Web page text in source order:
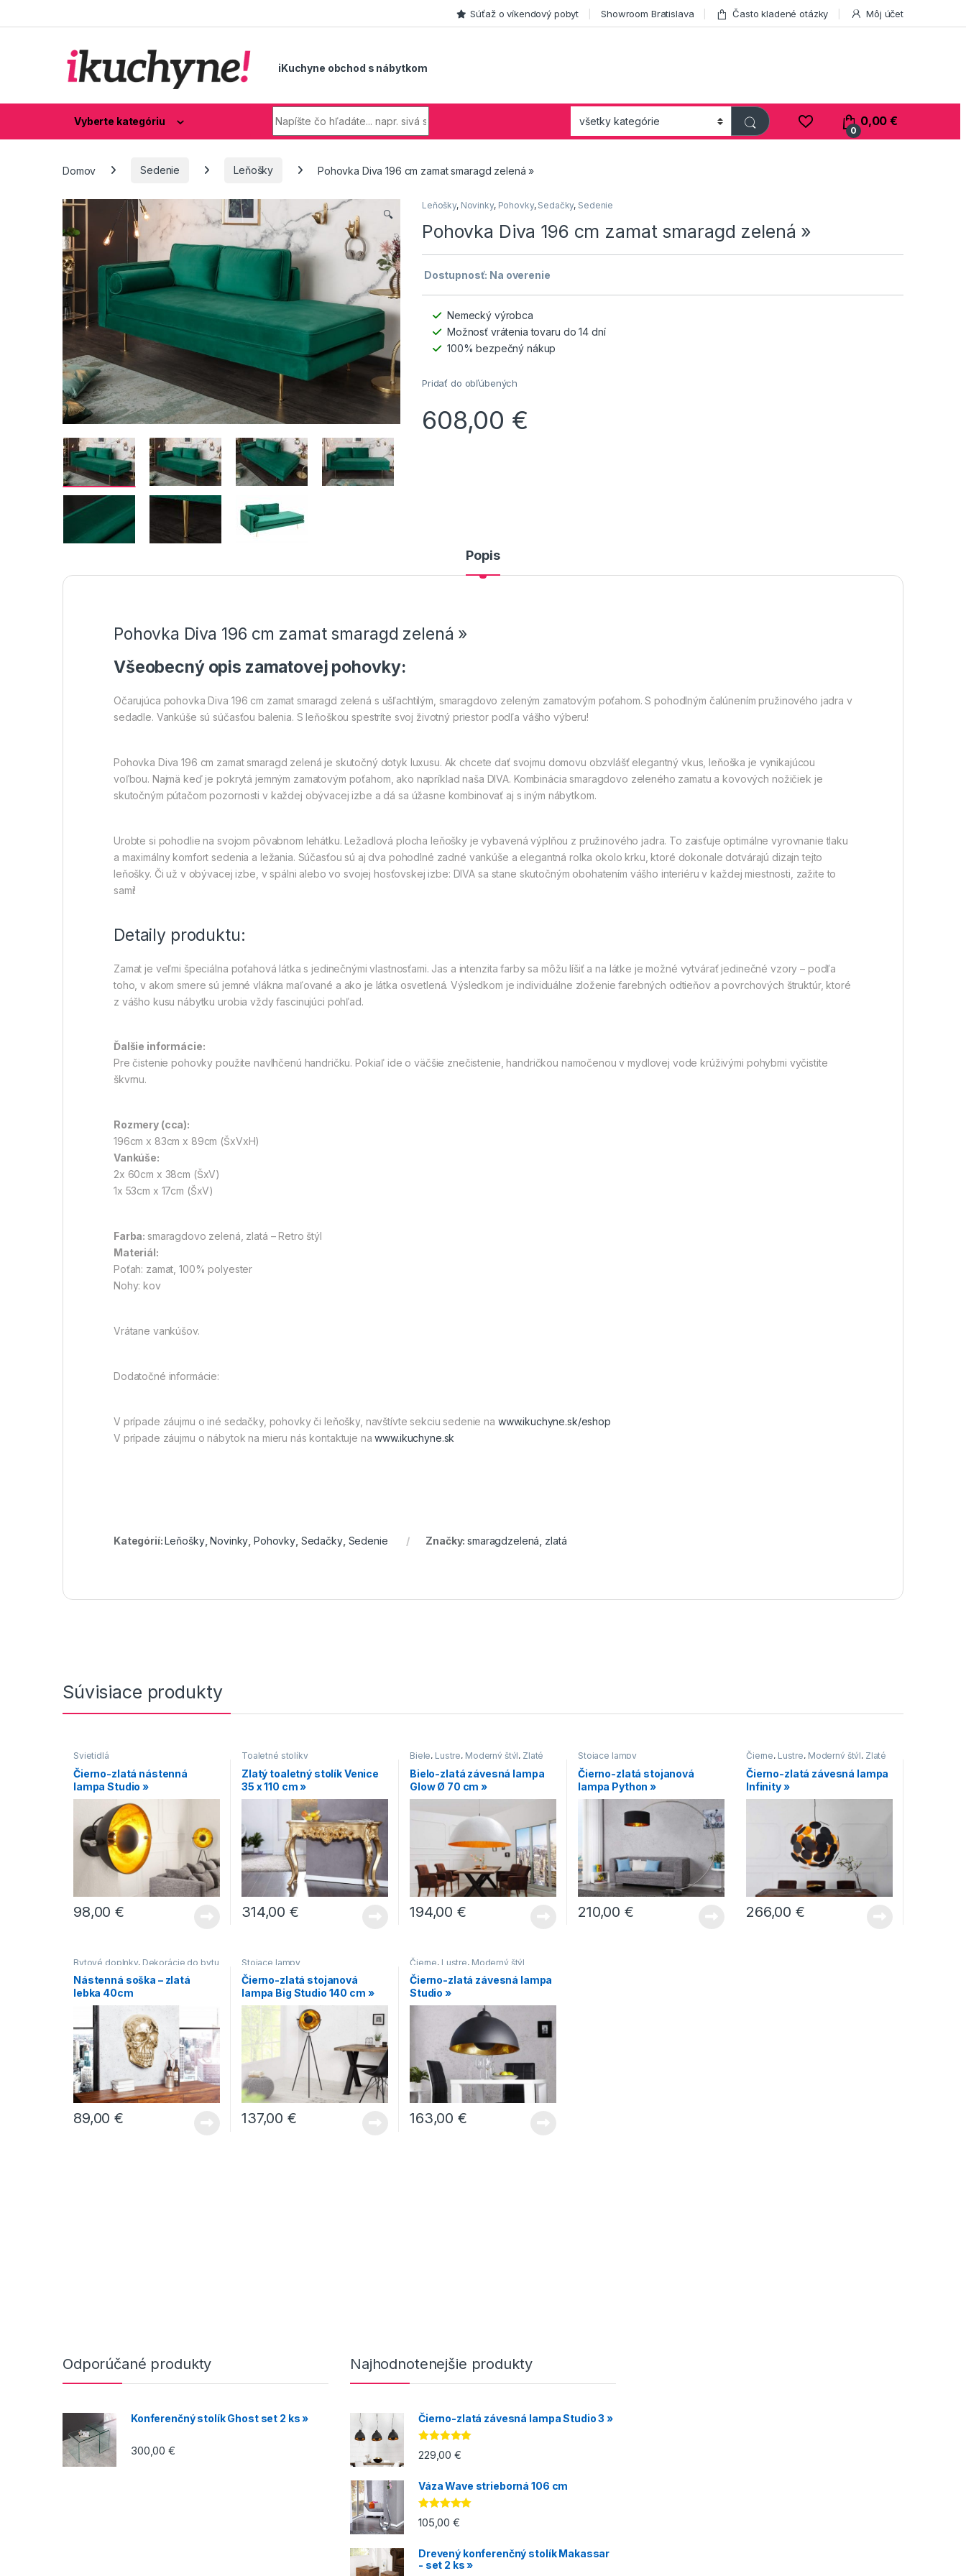
Súťaž o víkendový pobyt Showroom Bratislava Často kladené otázky Môj účet
iKuchyne obchod s nábytkom
Vyberte kategóriu
0
0,00€
Domov Sedenie Leňošky Pohovka Diva 196 cm zamat smaragd zelená »
🔍
Leňošky, Novinky, Pohovky, Sedačky, Sedenie
Pohovka Diva 196 cm zamat smaragd zelená »
Dostupnosť: Na overenie
Nemecký výrobca
Možnosť vrátenia tovaru do 14 dní
100% bezpečný nákup
Pridať do obľúbených
608,00 €
Popis
Pohovka Diva 196 cm zamat smaragd zelená »
Všeobecný opis zamatovej pohovky:
Očarujúca pohovka Diva 196 cm zamat smaragd zelená s ušľachtilým, smaragdovo zeleným zamatovým poťahom. S pohodlným čalúnením pružinového jadra v
sedadle. Vankúše sú súčasťou balenia. S leňoškou spestríte svoj životný priestor podľa vášho výberu!
Pohovka Diva 196 cm zamat smaragd zelená je skutočný dotyk luxusu. Ak chcete dať svojmu domovu obzvlášť elegantný vkus, leňoška je vynikajúcou
voľbou. Najmä keď je pokrytá jemným zamatovým poťahom, ako napríklad naša DIVA. Kombinácia smaragdovo zeleného zamatu a kovových nožičiek je
skutočným pútačom pozornosti v každej obývacej izbe a dá sa úžasne kombinovať aj s iným nábytkom.
Urobte si pohodlie na svojom pôvabnom lehátku. Ležadlová plocha leňošky je vybavená výplňou z pružinového jadra. To zaisťuje optimálne vyrovnanie tlaku
a maximálny komfort sedenia a ležania. Súčasťou sú aj dva pohodlné zadné vankúše a elegantná rolka okolo krku, ktoré dokonale dotvárajú dizajn tejto
leňošky. Či už v obývacej izbe, v spálni alebo vo svojej hosťovskej izbe: DIVA sa stane skutočným obohatením vášho interiéru v každej miestnosti, zažite to
sami!
Detaily produktu:
Zamat je veľmi špeciálna poťahová látka s jedinečnými vlastnosťami. Jas a intenzita farby sa môžu líšiť a na látke je možné vytvárať jedinečné vzory – podľa
toho, v akom smere sú jemné vlákna maľované a ako je látka osvetlená. Výsledkom je individuálne zloženie farebných odtieňov a povrchových štruktúr, ktoré
z vášho kusu nábytku urobia vždy fascinujúci pohľad.
Ďalšie informácie:
Pre čistenie pohovky použite navlhčenú handričku. Pokiaľ ide o väčšie znečistenie, handričkou namočenou v mydlovej vode krúživými pohybmi vyčistite
škvrnu.
Rozmery (cca):
196cm x 83cm x 89cm (ŠxVxH)
Vankúše:
2x 60cm x 38cm (ŠxV)
1x 53cm x 17cm (ŠxV)
Farba:smaragdovo zelená, zlatá – Retro štýl
Materiál:
Poťah: zamat, 100% polyester
Nohy: kov
Vrátane vankúšov.
Dodatočné informácie:
V prípade záujmu o iné sedačky, pohovky či leňošky, navštívte sekciu sedenie na www.ikuchyne.sk/eshop
V prípade záujmu o nábytok na mieru nás kontaktuje nawww.ikuchyne.sk
Kategórií:Leňošky,Novinky Pohovky Sedačky, Sedenie Značky:smaragdzelená zlatá
Súvisiace produkty
Svietidlá
Čierno-zlatá nástenná
lampa Studio »
98,00€
Toaletné stolíky
Zlatý toaletný stolík Venice
35 x 110 cm »
314,00€
Biele, Lustre, Moderný štýl, Zlaté
Bielo-zlatá závesná lampa
Glow Ø 70 cm »
194,00€
Stojace lampy
Čierno-zlatá stojanová
lampa Python »
210,00€
Čierne, Lustre, Moderný štýl, Zlaté
Čierno-zlatá závesná lampa
Infinity »
266,00€
Bytové doplnky, Dekorácie do bytu
Nástenná soška – zlatá
lebka 40cm
89,00€
Stojace lampy
Čierno-zlatá stojanová
lampa Big Studio 140 cm »
137,00€
Čierne, Lustre, Moderný štýl
Čierno-zlatá závesná lampa
Studio »
163,00€
Odporúčané produkty
Konferenčný stolík Ghost set 2 ks »
300,00€
Najhodnotenejšie produkty
Čierno-zlatá závesná lampa Studio 3 »
Hodnotenie
5.00z 5
229,00€
Váza Wave strieborná 106 cm
Hodnotenie
5.00z 5
105,00€
Drevený konferenčný stolík Makassar
- set 2 ks »